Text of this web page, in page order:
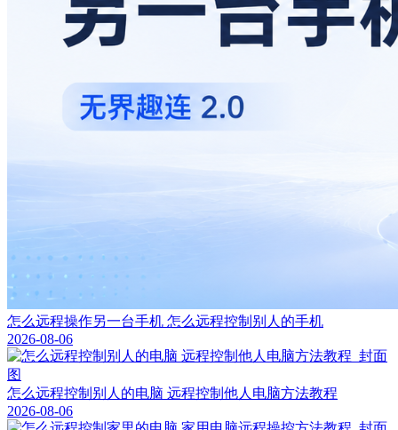
怎么远程操作另一台手机 怎么远程控制别人的手机
2026-08-06
怎么远程控制别人的电脑 远程控制他人电脑方法教程
2026-08-06